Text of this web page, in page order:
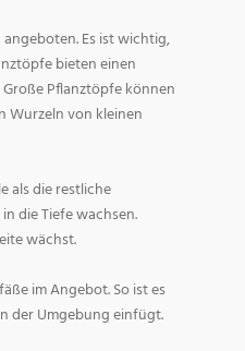
Es ist wichtig,
bieten einen
Pflanztöpfe können
Wurzeln von kleinen
als die restliche
die Tiefe wachsen.
wächst.
im Angebot. So ist es
der Umgebung einfügt.